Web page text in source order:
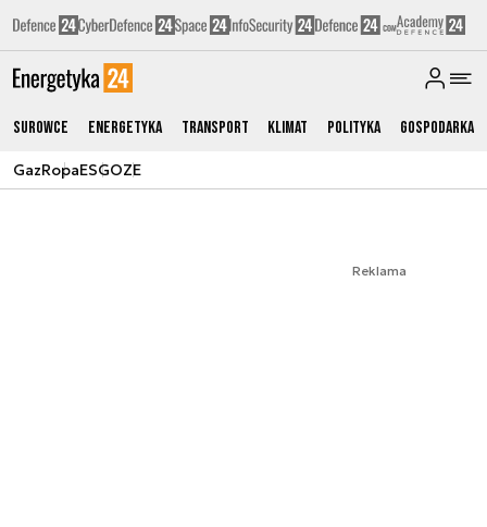
Surowce Energetyka Transport Klimat Polityka Gospodarka
GazRopaESGOZE
Reklama